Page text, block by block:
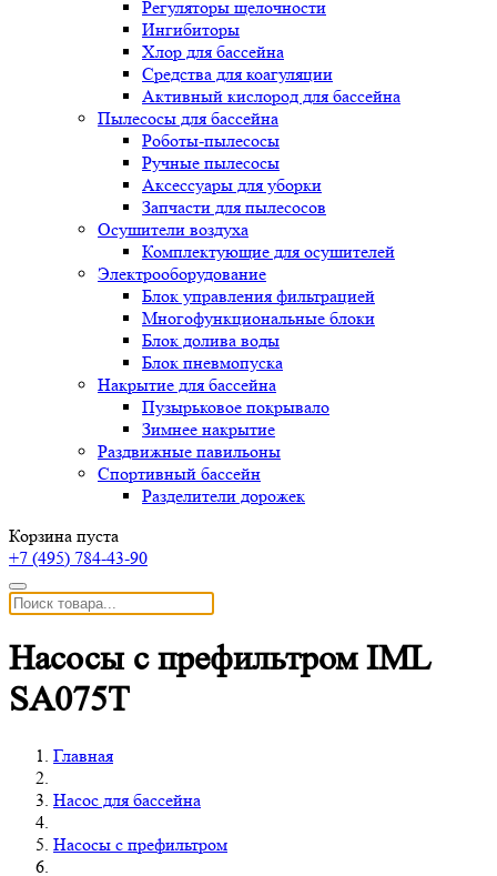
Регуляторы щелочности
Ингибиторы
Хлор для бассейна
Средства для коагуляции
Активный кислород для бассейна
Пылесосы для бассейна
Роботы-пылесосы
Ручные пылесосы
Аксессуары для уборки
Запчасти для пылесосов
Осушители воздуха
Комплектующие для осушителей
Электрооборудование
Блок управления фильтрацией
Многофункциональные блоки
Блок долива воды
Блок пневмопуска
Накрытие для бассейна
Пузырьковое покрывало
Зимнее накрытие
Раздвижные павильоны
Спортивный бассейн
Разделители дорожек
Корзина пуста
+7 (495) 784-43-90
Насосы с префильтром IML
SA075T
Главная
Насос для бассейна
Насосы с префильтром